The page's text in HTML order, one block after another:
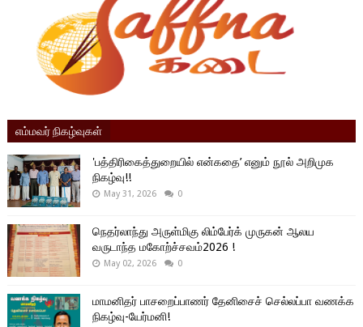
எம்மவர் நிகழ்வுகள்
'பத்திரிகைத்துறையில் என்கதை’ எனும் நூல் அறிமுக
நிகழ்வு!!
May 31, 2026 0
நெதர்லாந்து அருள்மிகு லிம்பேர்க் முருகன் ஆலய
வருடாந்த மகோற்ச்சவம்2026 !
May 02, 2026 0
மாமனிதர் பாசறைப்பாணர் தேனிசைச் செல்லப்பா வணக்க
நிகழ்வு-யேர்மனி!